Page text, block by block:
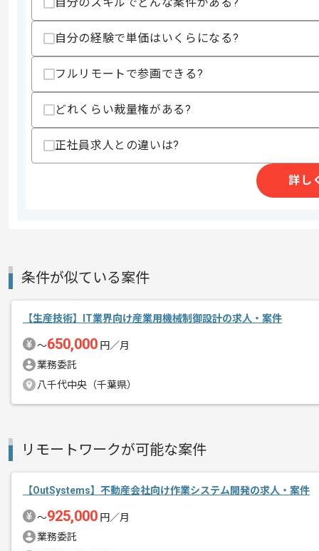
精算・お支払い
精算条件
その他募集要項
商談回数
募集人数
1人
2026/05/20
メント
自分の経験で単価はいくらになる?
フルリモートで参画できる?
どれくらい裁量権がある?
正社員求人との違いは?
詳し
条件が似ている案件
【生産技術】IT業界向け産業用機械制御設計の求人・案件
〜650,000 円／月
業務委託
八千代中央（千葉県）
リモートワークが可能な案件
【OutSystems】不動産会社向け作業システム開発の求人・案件
〜925,000 円／月
業務委託